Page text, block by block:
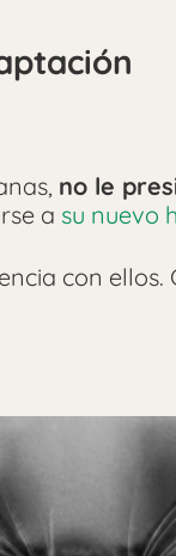
no le
a su nuevo
con